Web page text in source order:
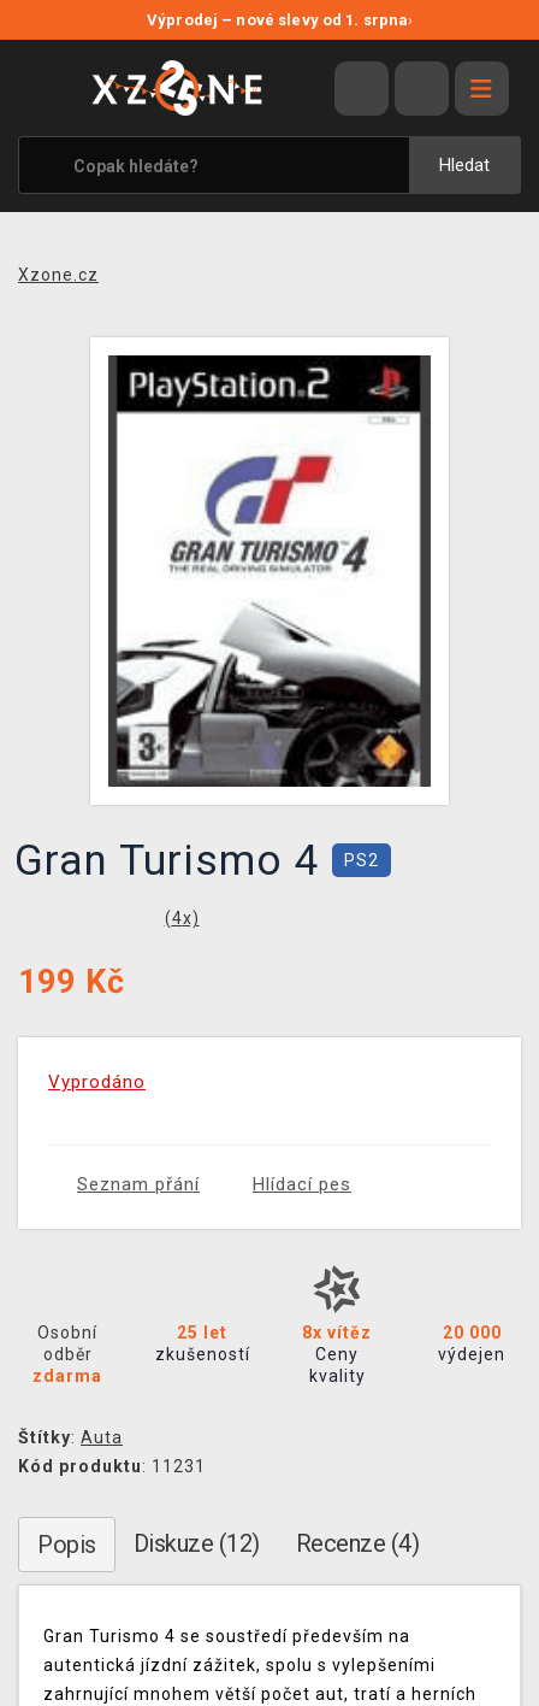
Výprodej – nové slevy od 1. srpna›
Hledat
VÝPRODEJ
VIDEOHRY
XZONE ORIGINALS
TÉMATIKY
SPOLEČENSKÉ HRY
TCG & BOARDGAME HUB
VÝKUP HER (BAZAR)
Xzone.cz
Gran Turismo 4 PS2
(4x)
199 Kč
Vyprodáno
Seznam přání Hlídací pes
Osobní
odběr
zdarma
25 let
zkušeností
8x vítěz
Ceny
kvality
20 000
výdejen
Štítky: Auta
Kód produktu: 11231
Popis Diskuze (12) Recenze (4)
Gran Turismo 4 se soustředí především na
autentická jízdní zážitek, spolu s vylepšeními
zahrnující mnohem větší počet aut, tratí a herních